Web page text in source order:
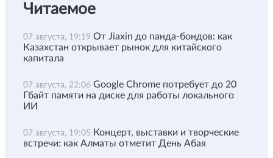
Читаемое
07 августа, 19:19 От Jiaxin до панда-бондов: как
Казахстан открывает рынок для китайского
капитала
07 августа, 22:06 Google Chrome потребует до 20
Гбайт памяти на диске для работы локального
ИИ
07 августа, 19:05 Концерт, выставки и творческие
встречи: как Алматы отметит День Абая